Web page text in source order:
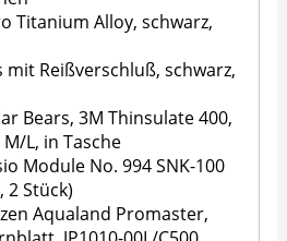
Titanium Alloy, schwarz,
mit Reißverschluß, schwarz,
Bears, 3M Thinsulate 400,
L, in Tasche
Module No. 994 SNK-100
2 Stück)
Aqualand Promaster,